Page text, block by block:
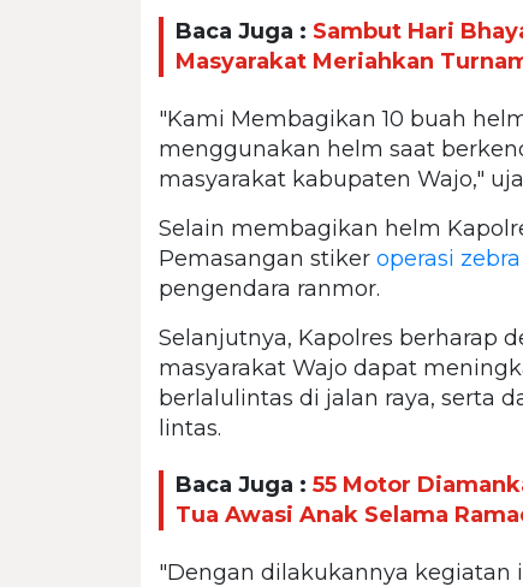
Baca Juga : Sambut Hari
Masyarakat Meriahkan
"Kami Membagikan 10 buah
menggunakan helm saat
masyarakat kabupaten Wajo,"
Selain membagikan helm
Pemasangan stiker operasi zebra
pengendara ranmor.
Selanjutnya, Kapolres berharap
masyarakat Wajo dapat
berlalulintas di jalan raya, serta
lintas.
Baca Juga : 55 Motor
Tua Awasi Anak Selama
"Dengan dilakukannya kegiatan